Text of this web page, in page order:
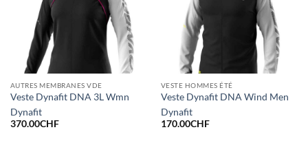
AUTRES MEMBRANES VDE
Veste Dynafit DNA 3L Wmn
Dynafit
370.00CHF
VESTE HOMMES ÉTÉ
Veste Dynafit DNA Wind Men
Dynafit
170.00CHF